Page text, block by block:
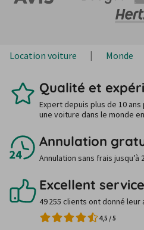
Location voiture Monde
Qualité et
Expert depuis plus de 10
une voiture dans le monde
Annulation
Annulation sans frais jusqu’à
Excellent service
49 255 clients ont donné leur
4,5 /5